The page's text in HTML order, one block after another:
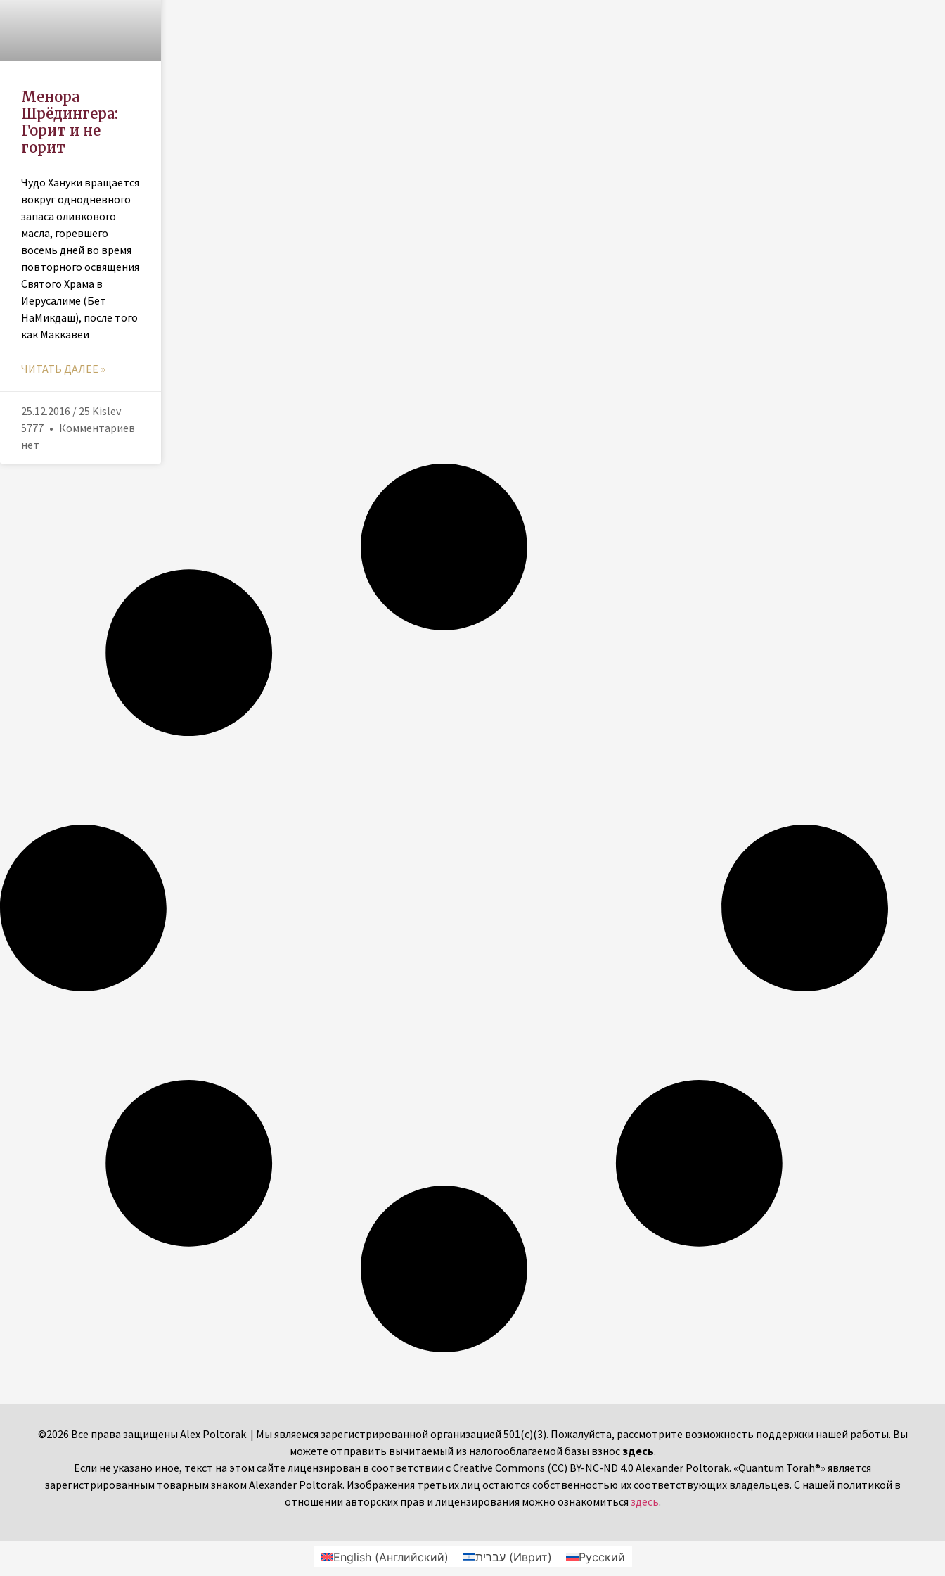
Менора
Шрёдингера:
Горит и не
горит
Чудо Хануки вращается
вокруг однодневного
запаса оливкового
масла, горевшего
восемь дней во время
повторного освящения
Святого Храма в
Иерусалиме (Бет
HaМикдаш), после того
как Маккавеи
ЧИТАТЬ ДАЛЕЕ »
25.12.2016 / 25 Kislev
5777
Комментариев
нет
©2026 Все права защищены Alex Poltorak. | Мы являемся зарегистрированной организацией 501(c)(3). Пожалуйста, рассмотрите возможность поддержки нашей работы. Вы
можете отправить вычитаемый из налогооблагаемой базы взнос здесь.
Если не указано иное, текст на этом сайте лицензирован в соответствии с Creative Commons (CC) BY-NC-ND 4.0 Alexander Poltorak. «Quantum Torah®» является
зарегистрированным товарным знаком Alexander Poltorak. Изображения третьих лиц остаются собственностью их соответствующих владельцев. С нашей политикой в
отношении авторских прав и лицензирования можно ознакомиться здесь.
English(Английский) עברית(Иврит) Русский